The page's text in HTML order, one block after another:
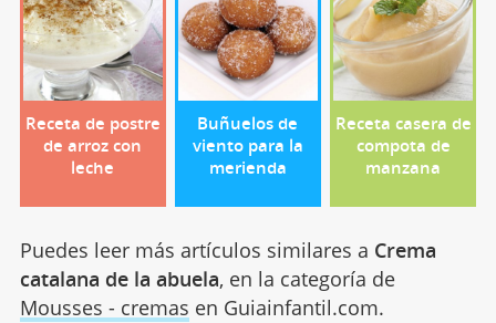
Receta de postre
de arroz con
leche
Buñuelos de
viento para la
merienda
Receta casera de
compota de
manzana
Puedes leer más artículos similares a Crema
catalana de la abuela, en la categoría de
Mousses - cremas en Guiainfantil.com.